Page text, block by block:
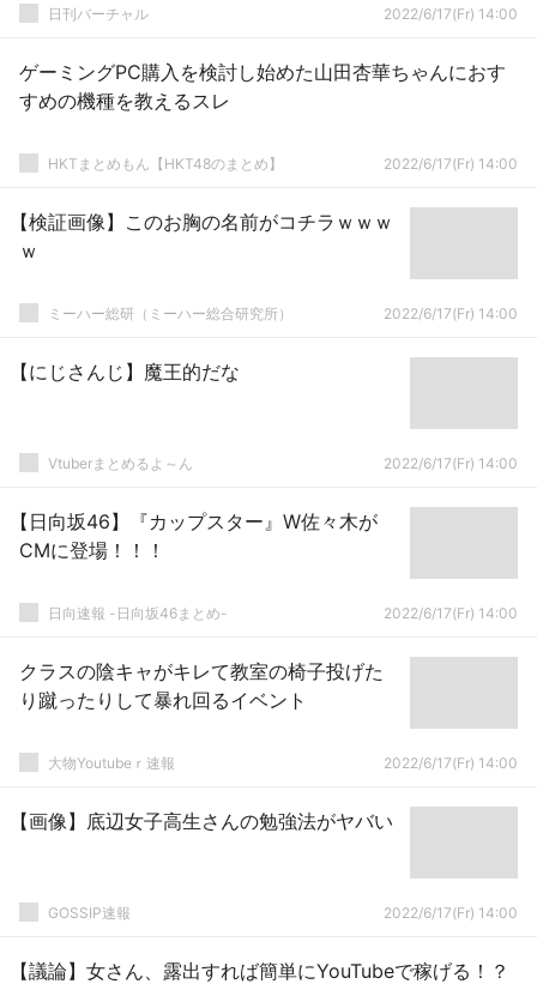
日刊バーチャル 2022/6/17(Fr) 14:00
ゲーミングPC購入を検討し始めた山田杏華ちゃんにおす
すめの機種を教えるスレ
HKTまとめもん【HKT48のまとめ】 2022/6/17(Fr) 14:00
【検証画像】このお胸の名前がコチラｗｗｗ
ｗ
ミーハー総研（ミーハー総合研究所） 2022/6/17(Fr) 14:00
【にじさんじ】魔王的だな
Vtuberまとめるよ～ん 2022/6/17(Fr) 14:00
【日向坂46】『カップスター』W佐々木が
CMに登場！！！
日向速報 -日向坂46まとめ- 2022/6/17(Fr) 14:00
クラスの陰キャがキレて教室の椅子投げた
り蹴ったりして暴れ回るイベント
大物Youtubeｒ速報 2022/6/17(Fr) 14:00
【画像】底辺女子高生さんの勉強法がヤバい
GOSSIP速報 2022/6/17(Fr) 14:00
【議論】女さん、露出すれば簡単にYouTubeで稼げる！？